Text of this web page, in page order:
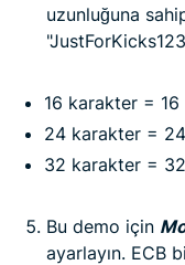
uzunluğuna
16 karakter =
24 karakter =
32 karakter =
Bu demo için
ayarlayın. ECB